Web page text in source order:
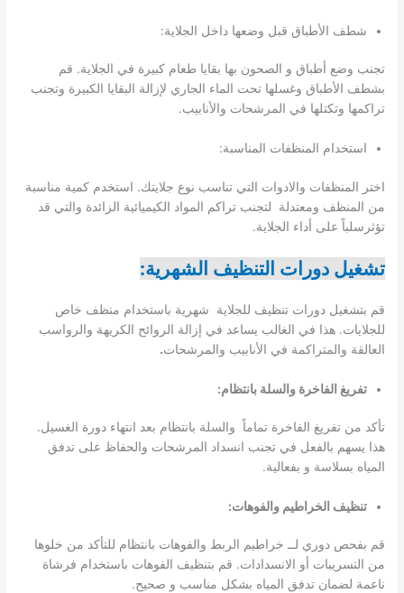
شطف الأطباق قبل وضعها داخل الجلاية:
تجنب وضع أطباق و الصحون بها بقايا طعام كبيرة في الجلاية. قم
بشطف الأطباق وغسلها تحت الماء الجاري لإزالة البقايا الكبيرة وتجنب
تراكمها وتكتلها في المرشحات والأنابيب.
استخدام المنظفات المناسبة:
اختر المنظفات والادوات التي تناسب نوع جلايتك. استخدم كمية مناسبة
من المنظف ومعتدلة لتجنب تراكم المواد الكيميائية الزائدة والتي قد
تؤثرسلباً على أداء الجلاية.
تشغيل دورات التنظيف الشهرية:
قم بتشغيل دورات تنظيف للجلاية شهرية باستخدام منظف خاص
للجلايات. هذا في الغالب يساعد في إزالة الروائح الكريهة والرواسب
العالقة والمتراكمة في الأنابيب والمرشحات.
تفريغ الفاخرة والسلة بانتظام:
تأكد من تفريغ الفاخرة تماماً والسلة بانتظام بعد انتهاء دورة الغسيل.
هذا يسهم بالفعل في تجنب انسداد المرشحات والحفاظ على تدفق
المياه بسلاسة و بفعالية.
تنظيف الخراطيم والفوهات:
قم بفحص دوري لــ خراطيم الربط والفوهات بانتظام للتأكد من خلوها
من التسريبات أو الانسدادات. قم بتنظيف الفوهات باستخدام فرشاة
ناعمة لضمان تدفق المياه بشكل مناسب و صحيح.